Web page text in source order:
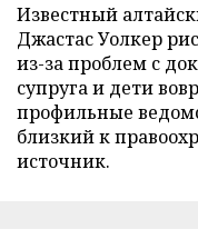
Известный
Джастас Уолкер
из-за проблем с
супруга и дети
профильные
близкий к
источник.